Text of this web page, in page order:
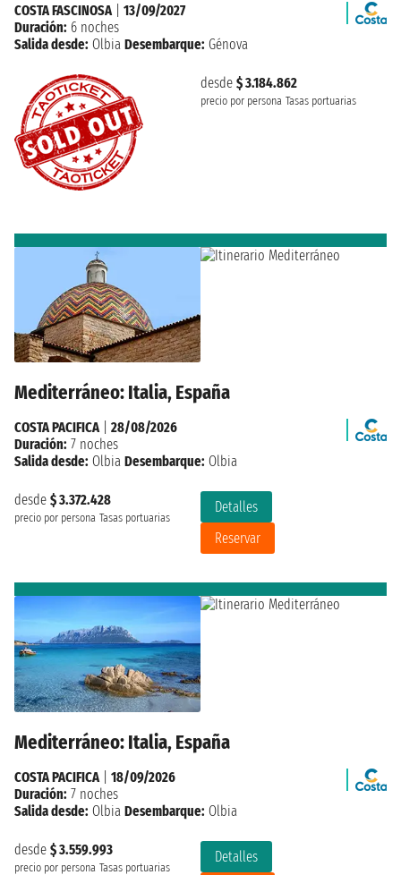
desde $ 3.184.862
precio por persona Tasas portuarias
COSTA FASCINOSA
13/09/2027
Duración: 6 noches
Salida desde: Olbia Desembarque: Génova
Mediterráneo: Italia, España
desde $ 3.372.428
precio por persona Tasas portuarias
Detalles
Reservar
COSTA PACIFICA| 28/08/2026
Duración: 7 noches
Salida desde: Olbia Desembarque: Olbia
Mediterráneo: Italia, España
desde $ 3.559.993
precio por persona Tasas portuarias
Detalles
COSTA PACIFICA
18/09/2026
Duración: 7 noches
Salida desde: Olbia Desembarque: Olbia